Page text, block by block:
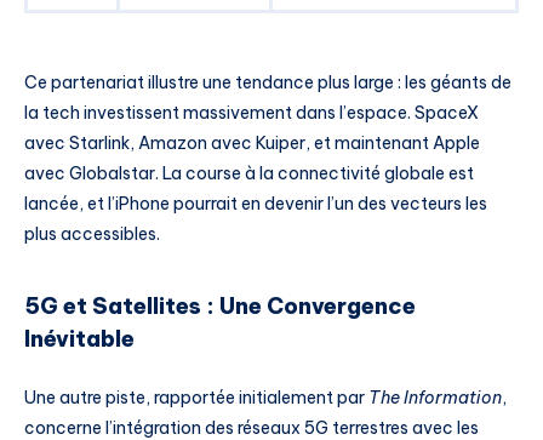
Ce partenariat illustre une tendance plus large : les géants de
la tech investissent massivement dans l’espace. SpaceX
avec Starlink, Amazon avec Kuiper, et maintenant Apple
avec Globalstar. La course à la connectivité globale est
lancée, et l’iPhone pourrait en devenir l’un des vecteurs les
plus accessibles.
5G et Satellites : Une Convergence
Inévitable
Une autre piste, rapportée initialement par The Information,
concerne l’intégration des réseaux 5G terrestres avec les